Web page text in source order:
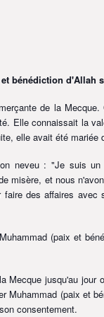
bénédiction d'Allah
de la
Elle connaissait la
elle avait été
neveu : "Je suis
misère, et nous
faire des affaires
(paix et
Mecque jusqu'au
Muhammad (paix et
consentement.